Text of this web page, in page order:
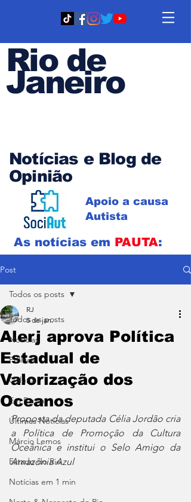
Rio de
Janeiro
Notícias e Blog de
Opinião
Apoio a causa
Autista
As notícias em PAUTA:
Post
Todos os posts
Notícias
Política
Coluna
Em Pauta
Últimas Notícias
Márcio Lemos
Estado do Rio
Notícias em 1 min
Todos os posts
Alerj aprova Política
Estadual de
Valorização dos
Oceanos
RJ
5 de jan.
Proposta da deputada Célia Jordão cria
a Política de Promoção da Cultura
Oceânica e institui o Selo Amigo da
Amazônia Azul